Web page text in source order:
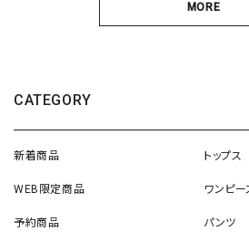
MORE
CATEGORY
新着商品
WEB限定商品
予約商品
トップス
ワンピー
パンツ